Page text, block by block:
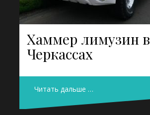
Хаммер лимузин в
Черкассах
Читать дальше …